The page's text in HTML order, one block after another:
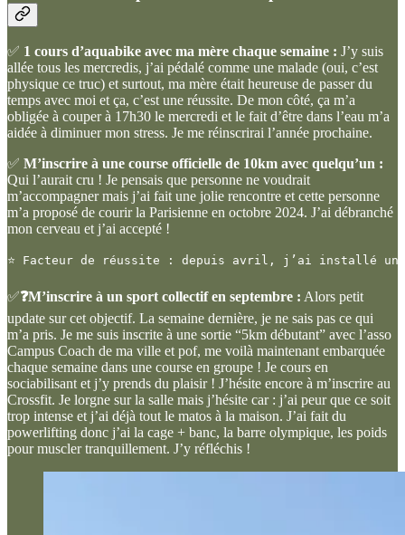
✅ 1 cours d’aquabike avec ma mère chaque semaine : J’y suis
allée tous les mercredis, j’ai pédalé comme une malade (oui, c’est
physique ce truc) et surtout, ma mère était heureuse de passer du
temps avec moi et ça, c’est une réussite. De mon côté, ça m’a
obligée à couper à 17h30 le mercredi et le fait d’être dans l’eau m’a
aidée à diminuer mon stress. Je me réinscrirai l’année prochaine.
✅ M’inscrire à une course officielle de 10km avec quelqu’un :
Qui l’aurait cru ! Je pensais que personne ne voudrait
m’accompagner mais j’ai fait une jolie rencontre et cette personne
m’a proposé de courir la Parisienne en octobre 2024. J’ai débranché
mon cerveau et j’ai accepté !
⭐ Facteur de réussite : depuis avril, j’ai installé un
✅❓M’inscrire à un sport collectif en septembre : Alors petit
update sur cet objectif. La semaine dernière, je ne sais pas ce qui
m’a pris. Je me suis inscrite à une sortie “5km débutant” avec l’asso
Campus Coach de ma ville et pof, me voilà maintenant embarquée
chaque semaine dans une course en groupe ! Je cours en
sociabilisant et j’y prends du plaisir ! J’hésite encore à m’inscrire au
Crossfit. Je lorgne sur la salle mais j’hésite car : j’ai peur que ce soit
trop intense et j’ai déjà tout le matos à la maison. J’ai fait du
powerlifting donc j’ai la cage + banc, la barre olympique, les poids
pour muscler tranquillement. J’y réfléchis !